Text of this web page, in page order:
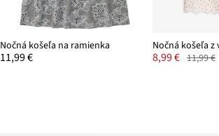
Nočná košeľa na ramienka
11,99 € 8,99 € 11,99 €